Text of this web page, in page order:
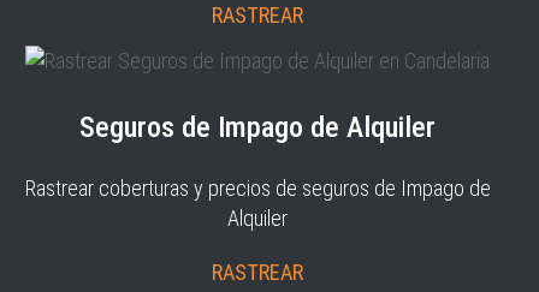
RASTREAR
Seguros de Impago de Alquiler
Rastrear coberturas y precios de seguros de Impago de
Alquiler
RASTREAR